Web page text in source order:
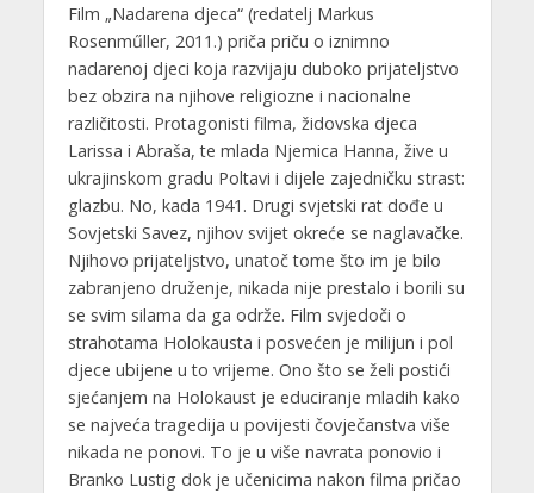
Film „Nadarena djeca“ (redatelj Markus
Rosenműller, 2011.) priča priču o iznimno
nadarenoj djeci koja razvijaju duboko prijateljstvo
bez obzira na njihove religiozne i nacionalne
različitosti. Protagonisti filma, židovska djeca
Larissa i Abraša, te mlada Njemica Hanna, žive u
ukrajinskom gradu Poltavi i dijele zajedničku strast:
glazbu. No, kada 1941. Drugi svjetski rat dođe u
Sovjetski Savez, njihov svijet okreće se naglavačke.
Njihovo prijateljstvo, unatoč tome što im je bilo
zabranjeno druženje, nikada nije prestalo i borili su
se svim silama da ga održe. Film svjedoči o
strahotama Holokausta i posvećen je milijun i pol
djece ubijene u to vrijeme. Ono što se želi postići
sjećanjem na Holokaust je educiranje mladih kako
se najveća tragedija u povijesti čovječanstva više
nikada ne ponovi. To je u više navrata ponovio i
Branko Lustig dok je učenicima nakon filma pričao